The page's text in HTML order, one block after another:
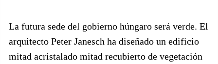
La futura sede del gobierno húngaro será verde. El
arquitecto Peter Janesch ha diseñado un edificio
mitad acristalado mitad recubierto de vegetación